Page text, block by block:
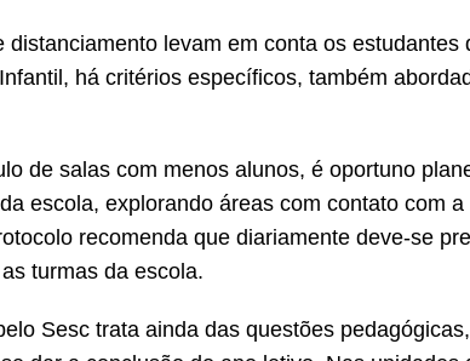
distanciamento levam em conta os estudantes
há critérios específicos, também
de salas com menos alunos, é oportuno
escola, explorando áreas com contato com
recomenda que diariamente deve-se
turmas da escola.
Sesc trata ainda das questões